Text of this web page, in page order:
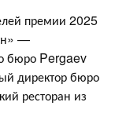
премии 2025
—
бюро Pergaev
директор бюро
ресторан из